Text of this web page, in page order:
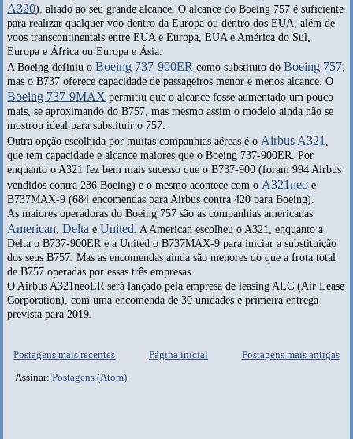
A320), aliado ao seu grande alcance. O alcance do Boeing 757 é suficiente
para realizar qualquer voo dentro da Europa ou dentro dos EUA, além de
voos transcontinentais entre EUA e Europa, EUA e América do Sul,
Europa e África ou Europa e Ásia.
A Boeing definiu oBoeing 737-900ER como substituto doBoeing 757,
mas o B737 oferece capacidade de passageiros menor e menos alcance. O
Boeing 737-9MAX permitiu que o alcance fosse aumentado um pouco
mais, se aproximando do B757, mas mesmo assim o modelo ainda não se
mostrou ideal para substituir o 757.
Outra opção escolhida por muitas companhias aéreas é oAirbus A321 ,
que tem capacidade e alcance maiores que o Boeing 737-900ER. Por
enquanto o A321 fez bem mais sucesso que o B737-900 (foram 994 Airbus
vendidos contra 286 Boeing) e o mesmo acontece com oA321neo e
B737MAX-9 (684 encomendas para Airbus contra 420 para Boeing).
As maiores operadoras do Boeing 757 são as companhias americanas
American,Delta e United. A American escolheu o A321, enquanto a
Delta o B737-900ER e a United o B737MAX-9 para iniciar a substituição
dos seus B757. Mas as encomendas ainda são menores do que a frota total
de B757 operadas por essas três empresas.
O Airbus A321neoLR será lançado pela empresa de leasing ALC (Air Lease
Corporation), com uma encomenda de 30 unidades e primeira entrega
prevista para 2019.
Postagens mais recentes Postagens mais antigas
Página inicial
Assinar:Postagens (Atom)